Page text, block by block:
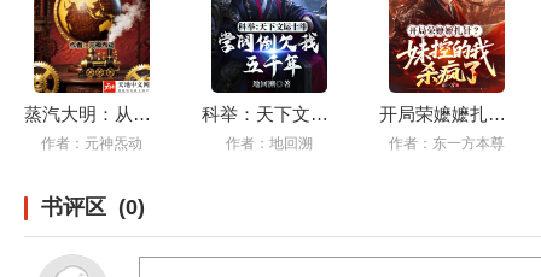
蒸汽大明：从黄浦江拆到马六甲
作者：元神炁动
科举：天下文运十斗，学阀倒欠我五千年
作者：地回溯
开局荣嬷嬷扎针？妹控的我杀疯了
作者：东一方本尊
书评区 (0)